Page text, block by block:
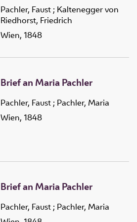
Pachler, Faust ; Kaltenegger von
Riedhorst, Friedrich
Wien, 1848
Brief an Maria Pachler
Pachler, Faust ; Pachler, Maria
Wien, 1848
Brief an Maria Pachler
Pachler, Faust ; Pachler, Maria